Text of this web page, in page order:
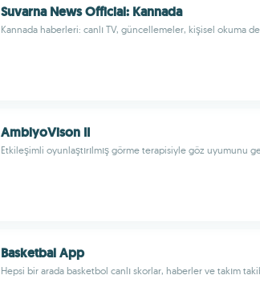
Suvarna News Official: Kannada
Kannada haberleri: canlı TV, güncellemeler, kişisel okuma
AmblyoVison II
Etkileşimli oyunlaştırılmış görme terapisiyle göz uyumunu
Basketbal App
Hepsi bir arada basketbol canlı skorlar, haberler ve takım